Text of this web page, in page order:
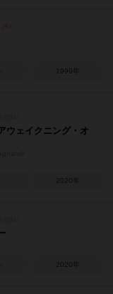
1999年
ウェイクニング・オ
2020年
2020年